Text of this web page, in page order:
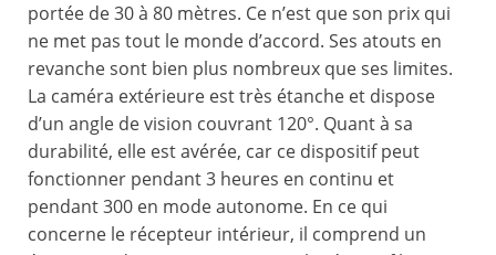
portée de 30 à 80 mètres. Ce n’est que son prix qui
ne met pas tout le monde d’accord. Ses atouts en
revanche sont bien plus nombreux que ses limites.
La caméra extérieure est très étanche et dispose
d’un angle de vision couvrant 120°. Quant à sa
durabilité, elle est avérée, car ce dispositif peut
fonctionner pendant 3 heures en continu et
pendant 300 en mode autonome. En ce qui
concerne le récepteur intérieur, il comprend un